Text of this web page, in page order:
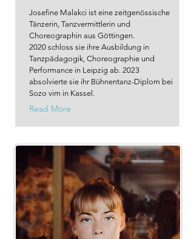
Josefine Malakci ist eine zeitgenössische
Tänzerin, Tanzvermittlerin und
Choreographin aus Göttingen.
2020 schloss sie ihre Ausbildung in
Tanzpädagogik, Choreographie und
Performance in Leipzig ab. 2023
absolvierte sie ihr Bühnentanz-Diplom bei
Sozo vim in Kassel.
Read More